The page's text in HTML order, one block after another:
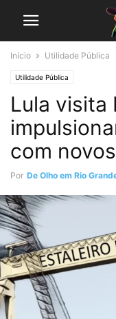
Início Utilidade Pública
Utilidade Pública
Lula visita
com
Por De Olho em Rio